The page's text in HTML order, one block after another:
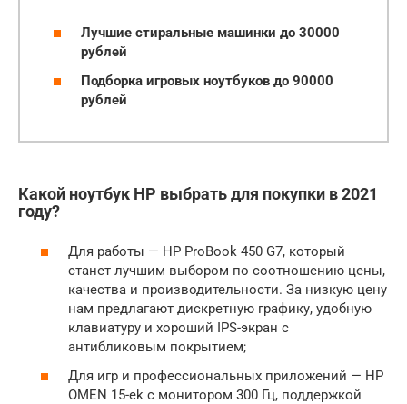
Лучшие стиральные машинки до 30000
рублей
Подборка игровых ноутбуков до 90000
рублей
Какой ноутбук HP выбрать для покупки в 2021
году?
Для работы — HP ProBook 450 G7, который
станет лучшим выбором по соотношению цены,
качества и производительности. За низкую цену
нам предлагают дискретную графику, удобную
клавиатуру и хороший IPS-экран с
антибликовым покрытием;
Для игр и профессиональных приложений — HP
OMEN 15-ek с монитором 300 Гц, поддержкой